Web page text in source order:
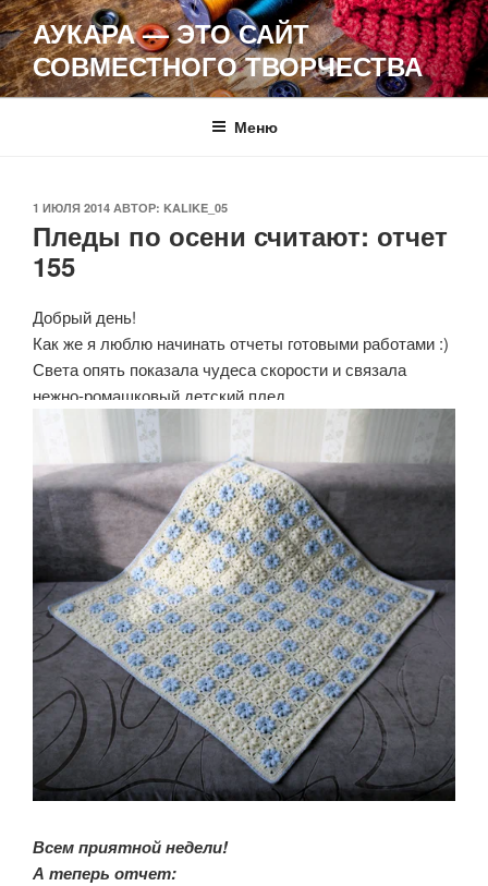
Перейти
к
содержимому
АУКАРА — ЭТО САЙТ
СОВМЕСТНОГО ТВОРЧЕСТВА
Меню
ОПУБЛИКОВАНО
1 ИЮЛЯ 2014 АВТОР: KALIKE_05
Пледы по осени считают: отчет
155
Добрый день!
Как же я люблю начинать отчеты готовыми работами :)
Света опять показала чудеса скорости и связала
нежно-ромашковый детский плед.
Всем приятной недели!
А теперь отчет: